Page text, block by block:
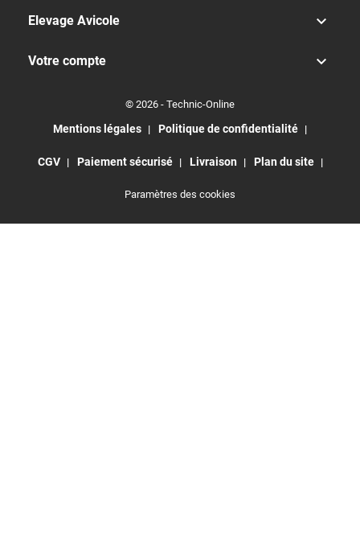
Elevage Avicole 
Votre compte 
© 2026 - Technic-Online
Mentions légales Politique de confidentialité
CGV Paiement sécurisé Livraison Plan du site
Paramètres des cookies